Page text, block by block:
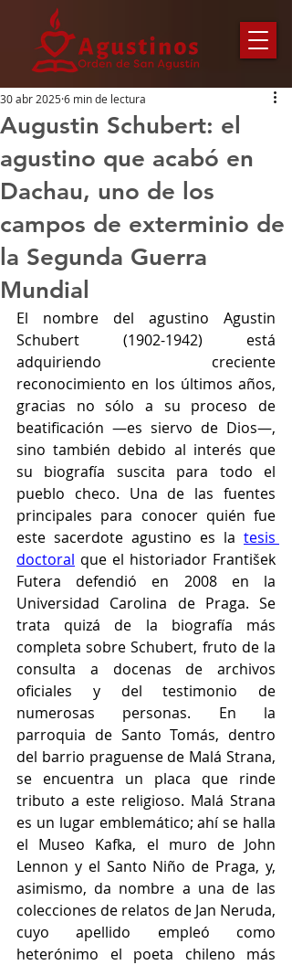
Augustin Schubert: el
agustino que acabó en
Dachau, uno de los
campos de exterminio de
la Segunda Guerra
Mundial
30 abr 20256 min de lectura
El nombre del agustino Agustin
Schubert (1902-1942) está
adquiriendo creciente
reconocimiento en los últimos años,
gracias no sólo a su proceso de
beatificación —es siervo de Dios—,
sino también debido al interés que
su biografía suscita para todo el
pueblo checo. Una de las fuentes
principales para conocer quién fue
este sacerdote agustino es la tesis
doctoral que el historiador František
Futera defendió en 2008 en la
Universidad Carolina de Praga. Se
trata quizá de la biografía más
completa sobre Schubert, fruto de la
consulta a docenas de archivos
oficiales y del testimonio de
numerosas personas. En la
parroquia de Santo Tomás, dentro
del barrio praguense de Malá Strana,
se encuentra un placa que rinde
tributo a este religioso. Malá Strana
es un lugar emblemático; ahí se halla
el Museo Kafka, el muro de John
Lennon y el Santo Niño de Praga, y,
asimismo, da nombre a una de las
colecciones de relatos de Jan Neruda,
cuyo apellido empleó como
heterónimo el poeta chileno más